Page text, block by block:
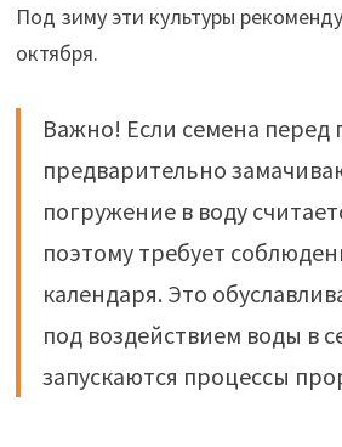
Под зиму эти культуры
октября.
Важно! Если семена перед
предварительно
погружение в воду
поэтому требует
календаря. Это
под воздействием воды в
запускаются процессы